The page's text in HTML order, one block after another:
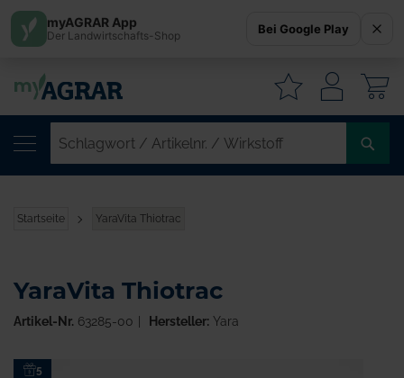
Startseite YaraVita Thiotrac
Zum5
YaraVita Thiotrac
Artikel-Nr. 63285-00 Hersteller:Yara
myAGRAR App
Der Landwirtschafts-Shop Bei Google Play